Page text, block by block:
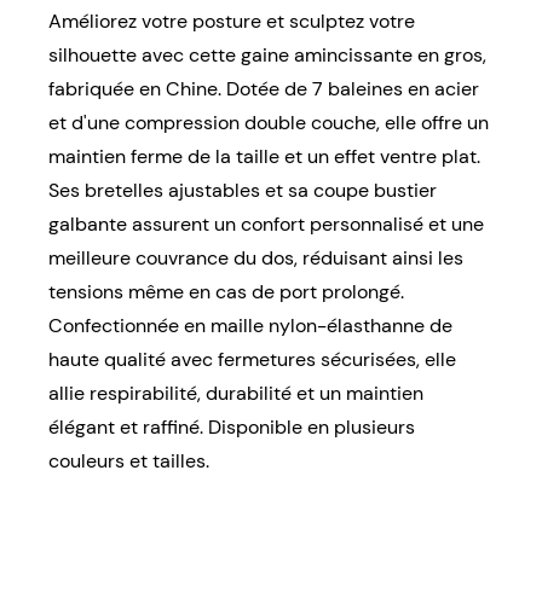
Améliorez votre posture et sculptez votre
silhouette avec cette gaine amincissante en gros,
fabriquée en Chine. Dotée de 7 baleines en acier
et d'une compression double couche, elle offre un
maintien ferme de la taille et un effet ventre plat.
Ses bretelles ajustables et sa coupe bustier
galbante assurent un confort personnalisé et une
meilleure couvrance du dos, réduisant ainsi les
tensions même en cas de port prolongé.
Confectionnée en maille nylon-élasthanne de
haute qualité avec fermetures sécurisées, elle
allie respirabilité, durabilité et un maintien
élégant et raffiné. Disponible en plusieurs
couleurs et tailles.